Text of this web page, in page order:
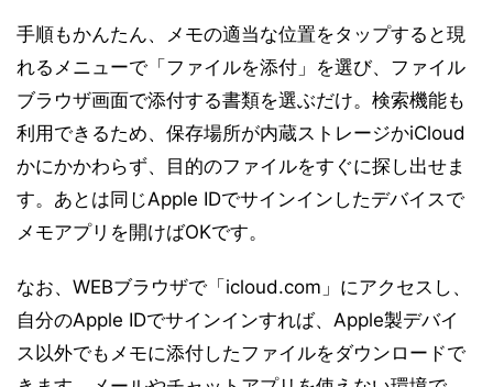
手順もかんたん、メモの適当な位置をタップすると現
れるメニューで「ファイルを添付」を選び、ファイル
ブラウザ画面で添付する書類を選ぶだけ。検索機能も
利用できるため、保存場所が内蔵ストレージかiCloud
かにかかわらず、目的のファイルをすぐに探し出せま
す。あとは同じApple IDでサインインしたデバイスで
メモアプリを開けばOKです。
なお、WEBブラウザで「icloud.com」にアクセスし、
自分のApple IDでサインインすれば、Apple製デバイ
ス以外でもメモに添付したファイルをダウンロードで